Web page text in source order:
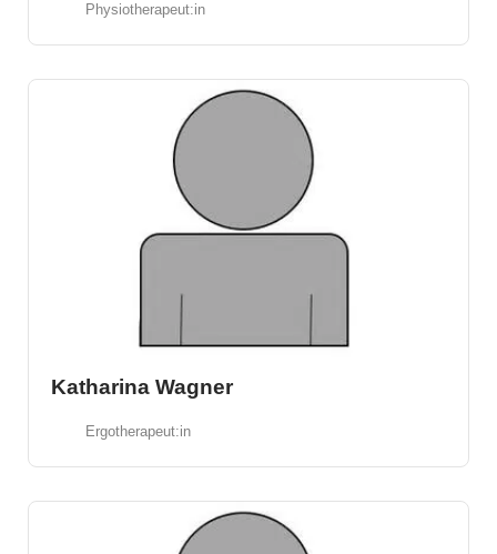
Physiotherapeut:in
Katharina Wagner
Ergotherapeut:in